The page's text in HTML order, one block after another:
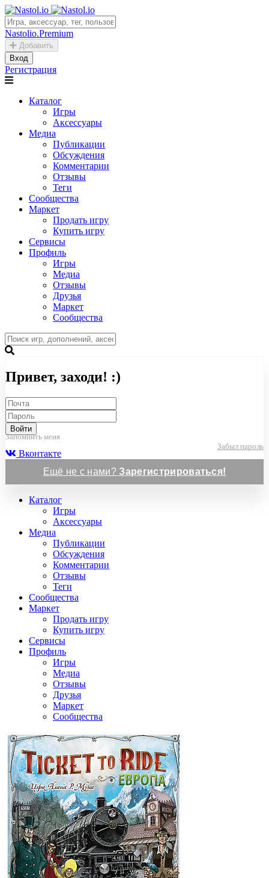
Nastolio.Premium
Добавить
Вход
Регистрация
Каталог
Игры
Аксессуары
Медиа
Публикации
Обсуждения
Комментарии
Отзывы
Теги
Сообщества
Маркет
Продать игру
Купить игру
Сервисы
Профиль
Игры
Медиа
Отзывы
Друзья
Маркет
Сообщества
Привет, заходи! :)
Войти
Запомнить меня
Забыл пароль
Вконтакте
Ещё не с нами?Зарегистрироваться!
Каталог
Игры
Аксессуары
Медиа
Публикации
Обсуждения
Комментарии
Отзывы
Теги
Сообщества
Маркет
Продать игру
Купить игру
Сервисы
Профиль
Игры
Медиа
Отзывы
Друзья
Маркет
Сообщества